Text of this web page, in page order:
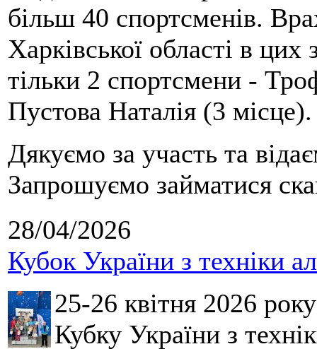
більш 40 спортсменів.
Харківської області в
тільки 2 спортсмени -
Пустова Наталія (3 місце).
Дякуємо за участь та
Запрошуємо займатися
28/04/2026
Кубок України з техніки
25-26 квітня 2026
Кубку України з